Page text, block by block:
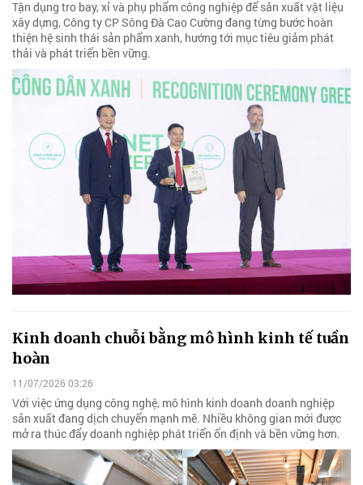
Tận dụng tro bay, xỉ và phụ phẩm công nghiệp để sản xuất vật liệu
xây dựng, Công ty CP Sông Đà Cao Cường đang từng bước hoàn
thiện hệ sinh thái sản phẩm xanh, hướng tới mục tiêu giảm phát
thải và phát triển bền vững.
Kinh doanh chuỗi bằng mô hình kinh tế tuần
hoàn
11/07/2026 03:26
Với việc ứng dụng công nghệ, mô hình kinh doanh doanh nghiệp
sản xuất đang dịch chuyển mạnh mẽ. Nhiều không gian mới được
mở ra thúc đẩy doanh nghiệp phát triển ổn định và bền vững hơn.